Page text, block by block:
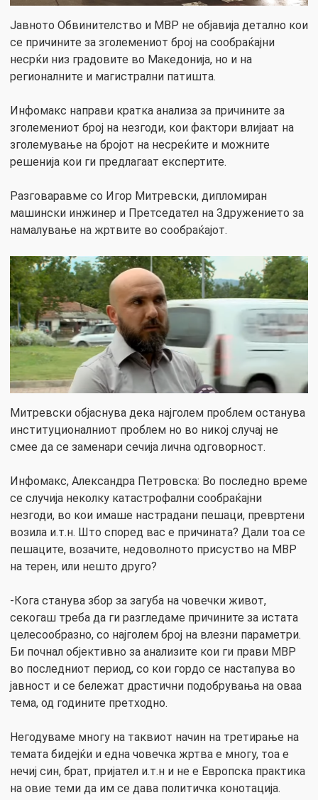
Јавното Обвинителство и МВР не објавија детално кои
се причините за зголемениот број на сообраќајни
несрќи низ градовите во Македонија, но и на
регионалните и магистрални патишта.
Инфомакс направи кратка анализа за причините за
зголемениот број на незгоди, кои фактори влијаат на
зголемување на бројот на несреќите и можните
решенија кои ги предлагаат експертите.
Разговаравме со Игор Митревски, дипломиран
машински инжинер и Претседател на Здружението за
намалување на жртвите во сообраќајот.
Митревски објаснува дека најголем проблем останува
институционалниот проблем но во никој случај не
смее да се заменари сечија лична одговорност.
Инфомакс, Александра Петровска: Во последно време
се случија неколку катастрофални сообраќајни
незгоди, во кои имаше настрадани пешаци, превртени
возила и.т.н. Што според вас е причината? Дали тоа се
пешаците, возачите, недоволното присуство на МВР
на терен, или нешто друго?
-Кога станува збор за загуба на човечки живот,
секогаш треба да ги разгледаме причините за истата
целесообразно, со најголем број на влезни параметри.
Би почнал објективно за анализите кои ги прави МВР
во последниот период, со кои гордо се настапува во
јавност и се бележат драстични подобрувања на оваа
тема, од годините претходно.
Негодуваме многу на таквиот начин на третирање на
темата бидејќи и една човечка жртва е многу, тоа е
нечиј син, брат, пријател и.т.н и не е Европска практика
на овие теми да им се дава политичка конотација.